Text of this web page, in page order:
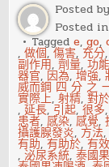
Posted
Posted
Taggede,go,
,做個,傷害, 充分,
副作用,劑量,功
器官, 因為,增強,
威而鋼 四 分 之
實際上,射精,對
,延長, 引起,很多
患者,感染,感覺,
攝護腺發炎, 方法,
有助,有助於,有
,泌尿系統,泰國